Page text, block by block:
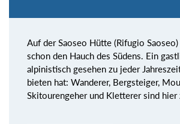
Auf der Saoseo Hütte (Rifugio
schon den Hauch des Südens. Ein
alpinistisch gesehen zu jeder
bieten hat: Wanderer, Bergsteiger,
Skitourengeher und Kletterer sind hier